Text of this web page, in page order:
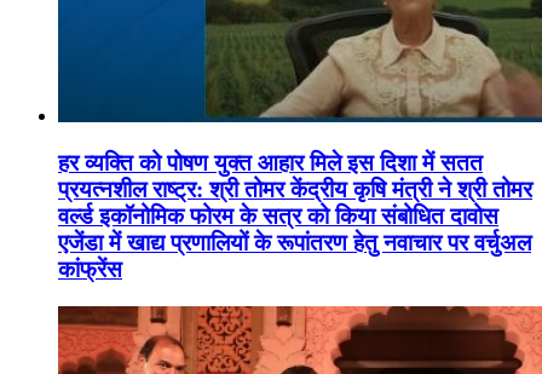
हर व्यक्ति को पोषण युक्त आहार मिले इस दिशा में सतत
प्रयत्नशील राष्ट्र: श्री तोमर केंद्रीय कृषि मंत्री ने श्री तोमर
वर्ल्ड इकॉनोमिक फोरम के सत्र को किया संबोधित दावोस
एजेंडा में खाद्य प्रणालियों के रूपांतरण हेतु नवाचार पर वर्चुअल
कांफ्रेंस